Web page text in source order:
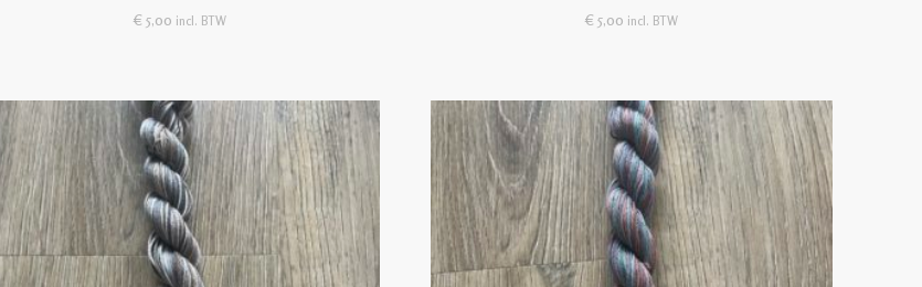
€ 5,00 incl. BTW
€ 5,00 incl. BTW